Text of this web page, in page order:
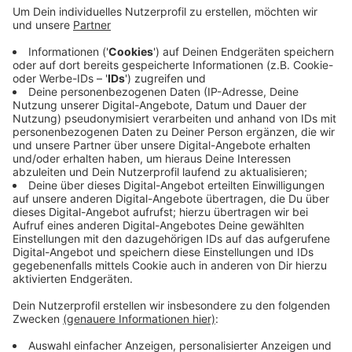
Veröffentlicht:Donnerstag, 24.08.2023 17:58
Anzeige
Preise gibt es zum Beispiel für das ausgefallenste
Kostüm oder die Firma mit der größten
Mitarbeitendenquote. Seit 16 Uhr läuft ein
Rahmenprogramm in der Rheinaue, nach dem Lauf legt
dann noch ein DJ auf.
Anzeige
Anzeige